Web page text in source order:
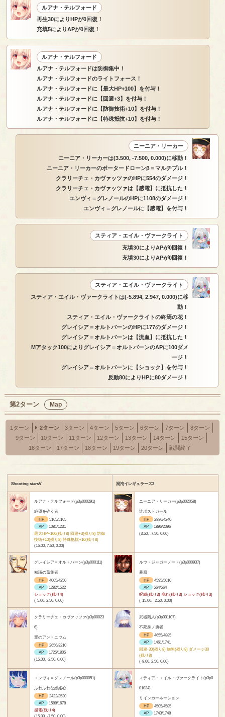
ルアナ・テルフォード
再生30によりHPが0回復！
充填5によりAPが0回復！
ルアナ・テルフォード
ルアナ・テルフォードは防御集中！
ルアナ・テルフォードのライトフォース！
ルアナ・テルフォードに【最大HP+100】を付与！
ルアナ・テルフォードに【回避+3】を付与！
ルアナ・テルフォードに【防御技術+10】を付与！
ルアナ・テルフォードに【特殊抵抗+10】を付与！
ニーニア・リーカー
ニーニア・リーカーは(3.500, -7.500, 0.000)に移動！
ニーニア・リーカーのポータードローンβ＝マルチプル！
クラリーチェ・カヴァッツァのHPに554のダメージ！
クラリーチェ・カヴァッツァは【感電】に抵抗した！
エンヴィ＝グレノールのHPに1108のダメージ！
エンヴィ＝グレノールに【感電】を付与！
スティア・エイル・ヴァークライト
充填30によりAPが0回復！
充填30によりAPが0回復！
スティア・エイル・ヴァークライト
スティア・エイル・ヴァークライトは(-5.894, 2.947, 0.000)に移
動！
スティア・エイル・ヴァークライトの終焉の花！
グレイシア＝オルトバーンのHPに177のダメージ！
グレイシア＝オルトバーンは【流血】に抵抗した！
Mアタック100によりグレイシア＝オルトバーンのAPに100ダメ
ージ！
グレイシア＝オルトバーンに【ショック】を付与！
反動80によりHPに80ダメージ！
第2ターン Map
1ターン 2ターン 3ターン 4ターン 5ターン 6ターン 7ターン
8ターン
9ターン
10ターン 11ターン 12ターン 13ターン 14ターン
15ターン
16ターン
17ターン 18ターン 19ターン 20ターン 戦闘終了
Shooting starsⅤ 混沌イレギュラーズ3
ルアナ・テルフォード(p3p000291)
絶望を砕く者
HP
5165/5165
AP
1081/1231
最大HP+100(残り8) 回避+3(残り8) 防御
技術+10(残り8) 特殊抵抗+10(残り8)
(15.00, 7.50, 0.00)
ニーニア・リーカー(p3p002058)
辻ポストガール
HP
2886/4240
AP
1896/2096
(3.50, -7.50, 0.00)
グレイシア＝オルトバーン(p3p000111)
知識の蒐集者
HP
4005/4250
AP
1282/1522
ショック(残り4)
(-5.00, 2.50, 0.00)
ルウ・ジャガーノート(p3p000937)
暴風
HP
4595/5010
AP
564/564
呪縛(残り3) 崩れ(残り3) ショック(残り3)
(-15.00, -2.50, 0.00)
クラリーチェ・カヴァッツァ(p3p00023
6)
罪のアントニウム
HP
2656/3210
AP
1725/1805
(15.00, -2.50, 0.00)
武器商人(p3p001107)
不死身ノ勇者
HP
4655/4885
AP
1461/1741
回避-30(残り8) 物無(残り8) ダメージ30
(残り8)
(-8.00, 2.50, 0.00)
エンヴィ＝グレノール(p3p000051)
ふわふわな嫉妬心
HP
2422/3530
AP
1588/1678
感電(残り4)
(15.00, -7.50, 0.00)
スティア・エイル・ヴァークライト(p3p0
01034)
リインカーネーション
HP
4505/4585
AP
1743/1748